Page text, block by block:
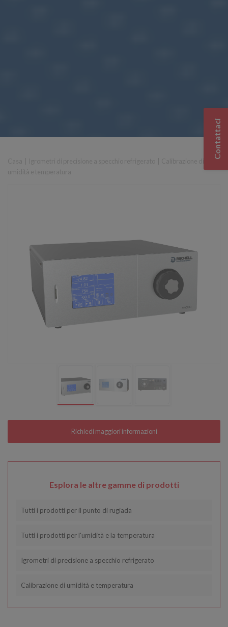
Esplora le altre gamme di prodotti
Tutti i prodotti per il punto di rugiada
Tutti i prodotti per l'umidità e la temperatura
Igrometri di precisione a specchio refrigerato
Calibrazione di umidità e temperatura
Contattaci